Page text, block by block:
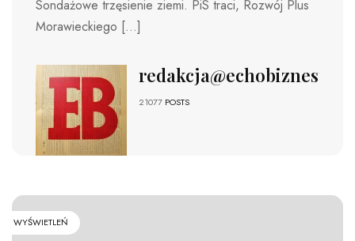
Sondażowe trzęsienie ziemi. PiS traci, Rozwój Plus
Morawieckiego […]
redakcja@echobiznesu.pl
21077 POSTS
WYŚWIETLEŃ